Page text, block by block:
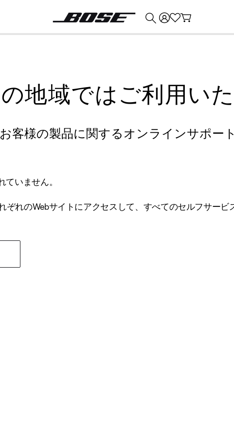
地域ではご利用い
客様の製品に関するオンラインサポー
いません。
れのWebサイトにアクセスして、すべてのセルフサービ